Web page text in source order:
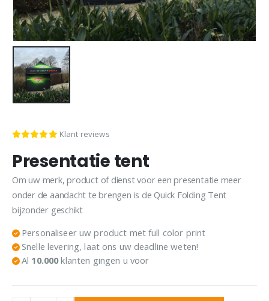
Klant reviews
Presentatie tent
Om uw merk, product of dienst voor een presentatie meer
onder de aandacht te brengen is de Quick Folding Tent
bijzonder geschikt
Personaliseer uw product met full color print
Snelle levering, laat ons uw deadline weten!
Al 10.000klanten gingen u voor